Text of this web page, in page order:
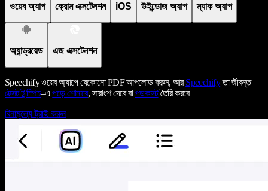
ওয়েব অ্যাপ ক্রোম এক্সটেনশন iOS উইন্ডোজ অ্যাপ ম্যাক অ্যাপ
অ্যান্ড্রয়েড এজ এক্সটেনশন
Speechify ওয়েব অ্যাপে যেকোনো PDF আপলোড করুন, আরSpeechifyতা জীবন্ত
টেক্সট টু স্পিচ–এপড়ে শোনাবে, সারাংশ দেবে বাপডকাস্টতৈরি করবে
বিনামূল্যে ট্রাই করুন